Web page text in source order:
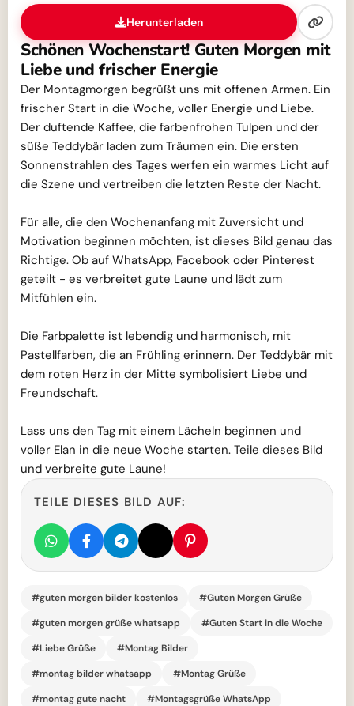
Herunterladen
Schönen Wochenstart! Guten Morgen mit
Liebe und frischer Energie
Der Montagmorgen begrüßt uns mit offenen Armen. Ein
frischer Start in die Woche, voller Energie und Liebe.
Der duftende Kaffee, die farbenfrohen Tulpen und der
süße Teddybär laden zum Träumen ein. Die ersten
Sonnenstrahlen des Tages werfen ein warmes Licht auf
die Szene und vertreiben die letzten Reste der Nacht.
Für alle, die den Wochenanfang mit Zuversicht und
Motivation beginnen möchten, ist dieses Bild genau das
Richtige. Ob auf WhatsApp, Facebook oder Pinterest
geteilt - es verbreitet gute Laune und lädt zum
Mitfühlen ein.
Die Farbpalette ist lebendig und harmonisch, mit
Pastellfarben, die an Frühling erinnern. Der Teddybär mit
dem roten Herz in der Mitte symbolisiert Liebe und
Freundschaft.
Lass uns den Tag mit einem Lächeln beginnen und
voller Elan in die neue Woche starten. Teile dieses Bild
und verbreite gute Laune!
TEILE DIESES BILD AUF:
#guten morgen bilder kostenlos
#Guten Morgen Grüße
#guten morgen grüße whatsapp
#Guten Start in die Woche
#Liebe Grüße
#Montag Bilder
#montag bilder whatsapp
#Montag Grüße
#montag gute nacht
#Montagsgrüße WhatsApp